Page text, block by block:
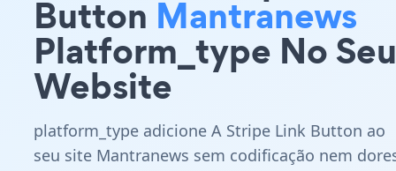
Button Mantranews
Platform_type No Seu
Website
platform_type adicione A Stripe Link Button ao
seu site Mantranews sem codificação nem